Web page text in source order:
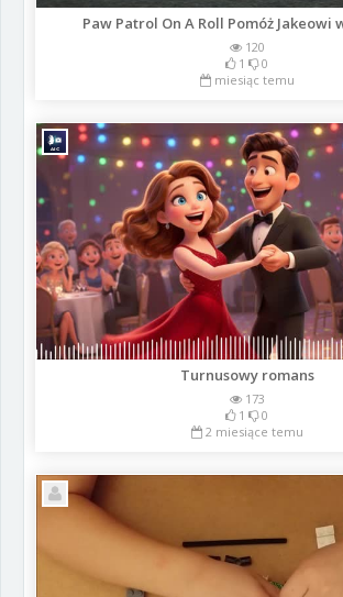
Paw Patrol On A Roll Pomóż Jakeowi
120
1
0
miesiąc temu
Turnusowy romans
173
1
0
2 miesiące temu